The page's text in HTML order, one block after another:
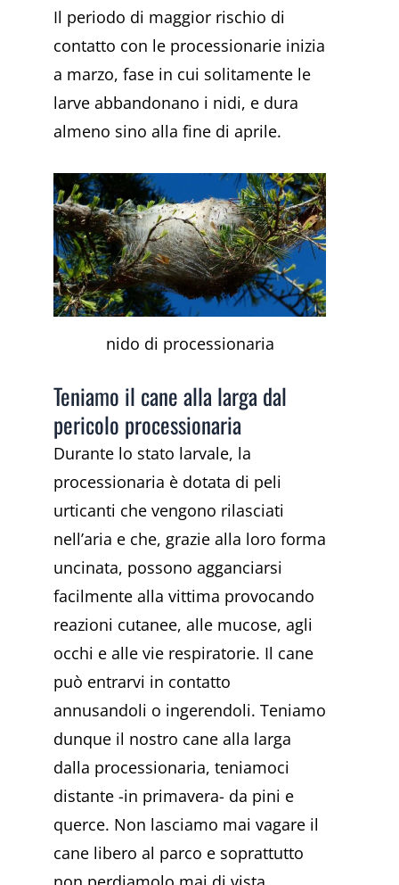
Il periodo di maggior rischio di
contatto con le processionarie inizia
a marzo, fase in cui solitamente le
larve abbandonano i nidi, e dura
almeno sino alla fine di aprile.
nido di processionaria
Teniamo il cane alla larga dal
pericolo processionaria
Durante lo stato larvale, la
processionaria è dotata di peli
urticanti che vengono rilasciati
nell’aria e che, grazie alla loro forma
uncinata, possono agganciarsi
facilmente alla vittima provocando
reazioni cutanee, alle mucose, agli
occhi e alle vie respiratorie. Il cane
può entrarvi in contatto
annusandoli o ingerendoli. Teniamo
dunque il nostro cane alla larga
dalla processionaria, teniamoci
distante -in primavera- da pini e
querce. Non lasciamo mai vagare il
cane libero al parco e soprattutto